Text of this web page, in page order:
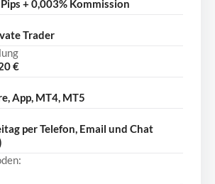
+ 0,003% Kommission
Trader
€
App, MT4, MT5
per Telefon, Email und Chat